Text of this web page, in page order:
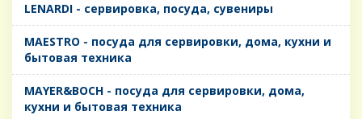
LENARDI - сервировка, посуда, сувениры
MAESTRO - посуда для сервировки, дома, кухни и
бытовая техника
MAYER&BOCH - посуда для сервировки, дома,
кухни и бытовая техника